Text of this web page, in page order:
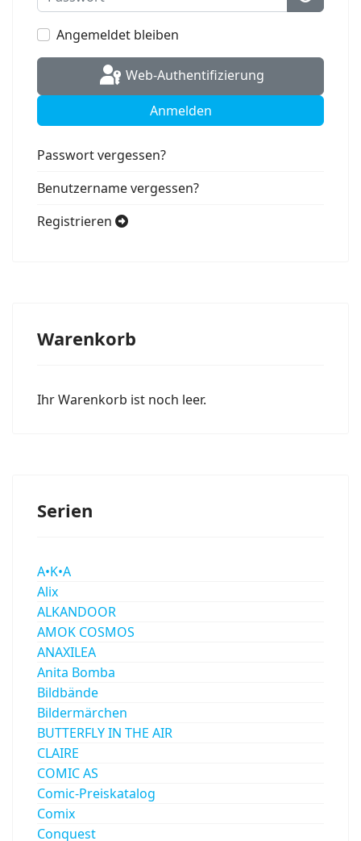
Angemeldet bleiben
Web-Authentifizierung
Anmelden
Passwort vergessen?
Benutzername vergessen?
Registrieren
Warenkorb
Ihr Warenkorb ist noch leer.
Serien
A•K•A
Alix
ALKANDOOR
AMOK COSMOS
ANAXILEA
Anita Bomba
Bildbände
Bildermärchen
BUTTERFLY IN THE AIR
CLAIRE
COMIC AS
Comic-Preiskatalog
Comix
Conquest